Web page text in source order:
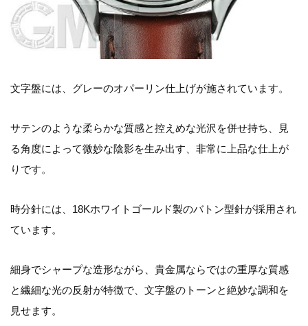
文字盤には、グレーのオパーリン仕上げが施されています。
サテンのような柔らかな質感と控えめな光沢を併せ持ち、見
る角度によって微妙な陰影を生み出す、非常に上品な仕上が
りです。
時分針には、18Kホワイトゴールド製のバトン型針が採用され
ています。
細身でシャープな造形ながら、貴金属ならではの重厚な質感
と繊細な光の反射が特徴で、文字盤のトーンと絶妙な調和を
見せます。